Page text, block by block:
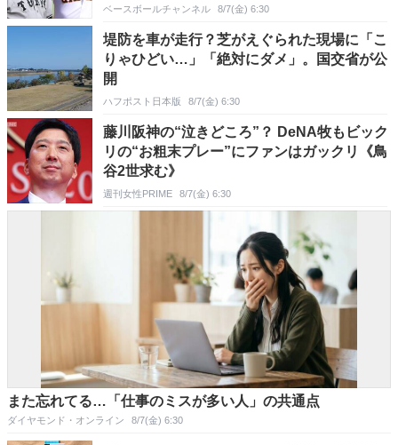
ベースボールチャンネル 8/7(金) 6:30
堤防を車が走行？芝がえぐられた現場に「こ
りゃひどい…」「絶対にダメ」。国交省が公
開
ハフポスト日本版 8/7(金) 6:30
藤川阪神の“泣きどころ”？ DeNA牧もビック
リの“お粗末プレー”にファンはガックリ《鳥
谷2世求む》
週刊女性PRIME 8/7(金) 6:30
また忘れてる…「仕事のミスが多い人」の共通点
ダイヤモンド・オンライン 8/7(金) 6:30